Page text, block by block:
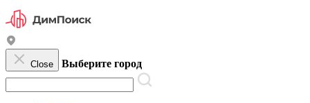
Close Выберите город